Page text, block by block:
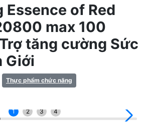
Essence of Red
max 100
tăng cường Sức
Giới
Thực phẩm chức năng
1 2 3 4